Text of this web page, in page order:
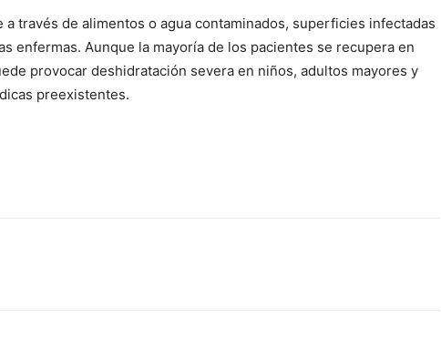
través de alimentos o agua contaminados, superficies infectadas
enfermas. Aunque la mayoría de los pacientes se recupera en
provocar deshidratación severa en niños, adultos mayores y
preexistentes.